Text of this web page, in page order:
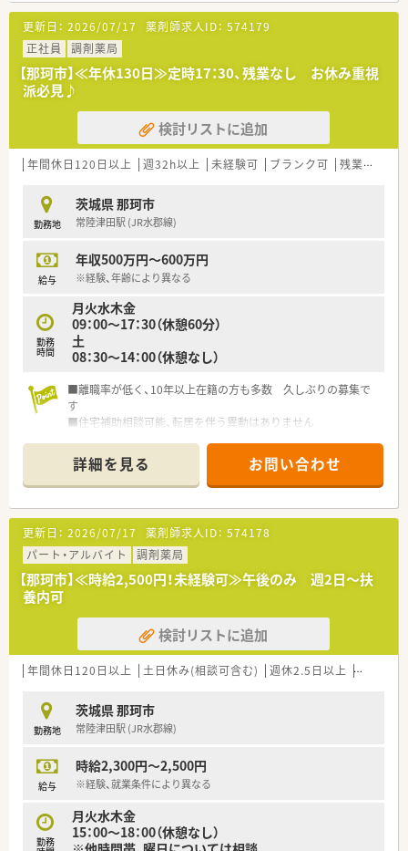
■介護福祉事業も展開しており、さまざまなキャリアパスが描け
ます。
更新日： 2026/07/17 薬剤師求人ID： 574179
正社員
調剤薬局
【那珂市】≪年休130日≫定時17：30、残業なし お休み重視
派必見♪
検討リストに追加
年間休日120日以上 週32h以上 未経験可 ブランク可 残業なし(ほぼなし含む)
勤務地
茨城県 那珂市
常陸津田駅 (JR水郡線)
給与
年収500万円～600万円
※経験、年齢により異なる
勤務
時間
月火水木金
09：00～17：30（休憩60分）
土
08：30～14：00（休憩なし）
■離職率が低く、10年以上在籍の方も多数 久しぶりの募集で
す
■住宅補助相談可能、転居を伴う異動はありません
環境です
詳細を見る お問い合わせ
更新日： 2026/07/17 薬剤師求人ID： 574178
パート・アルバイト
調剤薬局
【那珂市】≪時給2,500円！未経験可≫午後のみ 週2日～扶
養内可
検討リストに追加
年間休日120日以上 土日休み(相談可含む) 週休2.5日以上 週32h以
勤務地
茨城県 那珂市
常陸津田駅 (JR水郡線)
給与
時給2,300円～2,500円
※経験、就業条件により異なる
勤務
月火水木金
15：00～18：00（休憩なし）